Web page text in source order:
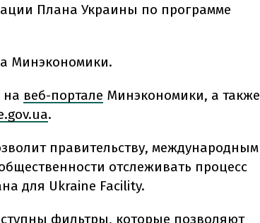
Плана Украины по программе
Минэкономики.
на веб-портале Минэкономики, а также
.
правительству, международным
отслеживать процесс
для Ukraine Facility.
фильтры, которые позволяют